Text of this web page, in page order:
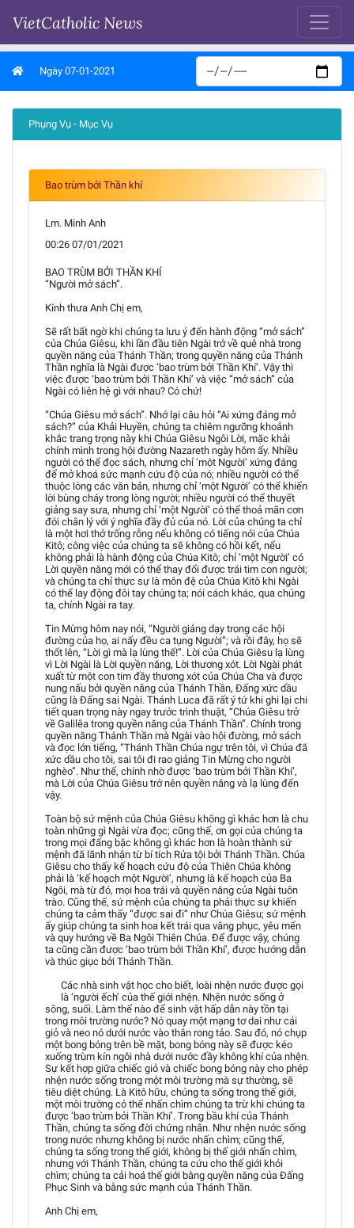
VietCatholic News
Ngày 07-01-2021
Phụng Vụ - Mục Vụ
Bao trùm bởi Thần khí
Lm. Minh Anh
00:26 07/01/2021
BAO TRÙM BỞI THẦN KHÍ
“Người mở sách”.
Kính thưa Anh Chị em,
Sẽ rất bất ngờ khi chúng ta lưu ý đến hành động “mở sách”
của Chúa Giêsu, khi lần đầu tiên Ngài trở về quê nhà trong
quyền năng của Thánh Thần; trong quyền năng của Thánh
Thần nghĩa là Ngài được ‘bao trùm bởi Thần Khí’. Vậy thì
việc được ‘bao trùm bởi Thần Khí’ và việc “mở sách” của
Ngài có liên hệ gì với nhau? Có chứ!
“Chúa Giêsu mở sách”. Nhớ lại câu hỏi “Ai xứng đáng mở
sách?” của Khải Huyền, chúng ta chiêm ngưỡng khoảnh
khắc trang trọng này khi Chúa Giêsu Ngôi Lời, mặc khải
chính mình trong hội đường Nazareth ngày hôm ấy. Nhiều
người có thể đọc sách, nhưng chỉ ‘một Người’ xứng đáng
để mở khoá sức mạnh cứu độ của nó; nhiều người có thể
thuộc lòng các văn bản, nhưng chỉ ‘một Người’ có thể khiến
lời bùng cháy trong lòng người; nhiều người có thể thuyết
giảng say sưa, nhưng chỉ ‘một Người’ có thể thoả mãn cơn
đói chân lý với ý nghĩa đầy đủ của nó. Lời của chúng ta chỉ
là một hơi thở trống rỗng nếu không có tiếng nói của Chúa
Kitô; công việc của chúng ta sẽ không có hồi kết, nếu
không phải là hành động của Chúa Kitô; chỉ ‘một Người’ có
Lời quyền năng mới có thể thay đổi được trái tim con người;
và chúng ta chỉ thực sự là môn đệ của Chúa Kitô khi Ngài
có thể lay động đôi tay chúng ta; nói cách khác, qua chúng
ta, chính Ngài ra tay.
Tin Mừng hôm nay nói, “Người giảng dạy trong các hội
đường của họ, ai nấy đều ca tụng Người”; và rồi đây, họ sẽ
thốt lên, “Lời gì mà lạ lùng thế!”. Lời của Chúa Giêsu lạ lùng
vì Lời Ngài là Lời quyền năng, Lời thương xót. Lời Ngài phát
xuất từ một con tim đầy thương xót của Chúa Cha và được
nung nấu bởi quyền năng của Thánh Thần, Đấng xức dầu
cũng là Đấng sai Ngài. Thánh Luca đã rất ý tứ khi ghi lại chi
tiết quan trọng này ngay trước trình thuật, “Chúa Giêsu trở
về Galilêa trong quyền năng của Thánh Thần”. Chính trong
quyền năng Thánh Thần mà Ngài vào hội đường, mở sách
và đọc lớn tiếng, “Thánh Thần Chúa ngự trên tôi, vì Chúa đã
xức dầu cho tôi, sai tôi đi rao giảng Tin Mừng cho người
nghèo”. Như thế, chính nhờ được ‘bao trùm bởi Thần Khí’,
mà Lời của Chúa Giêsu trở nên quyền năng và lạ lùng đến
vậy.
Toàn bộ sứ mệnh của Chúa Giêsu không gì khác hơn là chu
toàn những gì Ngài vừa đọc; cũng thế, ơn gọi của chúng ta
trong mọi đấng bậc không gì khác hơn là hoàn thành sứ
mệnh đã lãnh nhận từ bí tích Rửa tội bởi Thánh Thần. Chúa
Giêsu cho thấy kế hoạch cứu độ của Thiên Chúa không
phải là ‘kế hoạch một Người’, nhưng là kế hoạch của Ba
Ngôi, mà từ đó, mọi hoa trái và quyền năng của Ngài tuôn
trào. Cũng thế, sứ mệnh của chúng ta phải thực sự khiến
chúng ta cảm thấy “được sai đi” như Chúa Giêsu; sứ mệnh
ấy giúp chúng ta sinh hoa kết trái qua vâng phục, yêu mến
và quy hướng về Ba Ngôi Thiên Chúa. Để được vậy, chúng
ta cũng cần được ‘bao trùm bởi Thần Khí’, được hướng dẫn
và thúc giục bởi Thánh Thần.
Các nhà sinh vật học cho biết, loài nhện nước được gọi
là ‘người ếch’ của thế giới nhện. Nhện nước sống ở
sông, suối. Làm thế nào để sinh vật hấp dẫn này tồn tại
trong môi trường nước? Nó quay một mạng tơ dai như cái
giỏ và neo nó dưới nước vào thân rong tảo. Sau đó, nó chụp
một bong bóng trên bề mặt, bong bóng này sẽ được kéo
xuống trùm kín ngôi nhà dưới nước đầy không khí của nhện.
Sự kết hợp giữa chiếc giỏ và chiếc bong bóng này cho phép
nhện nước sống trong một môi trường mà sự thường, sẽ
tiêu diệt chúng. Là Kitô hữu, chúng ta sống trong thế giới,
một môi trường có thể nhấn chìm chúng ta trừ khi chúng ta
được ‘bao trùm bởi Thần Khí’. Trong bầu khí của Thánh
Thần, chúng ta sống đời chứng nhân. Như nhện nước sống
trong nước nhưng không bị nước nhấn chìm; cũng thế,
chúng ta sống trong thế giới, không bị thế giới nhấn chìm,
nhưng với Thánh Thần, chúng ta cứu cho thế giới khỏi
chìm; chúng ta cải hoá thế giới bằng quyền năng của Đấng
Phục Sinh và bằng sức mạnh của Thánh Thần.
Anh Chị em,